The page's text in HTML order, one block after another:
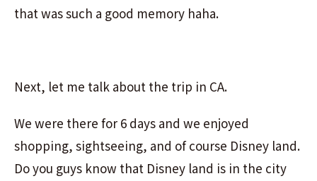
that was such a good memory haha.
Next, let me talk about the trip in CA.
We were there for 6 days and we enjoyed
shopping, sightseeing, and of course Disney land.
Do you guys know that Disney land is in the city